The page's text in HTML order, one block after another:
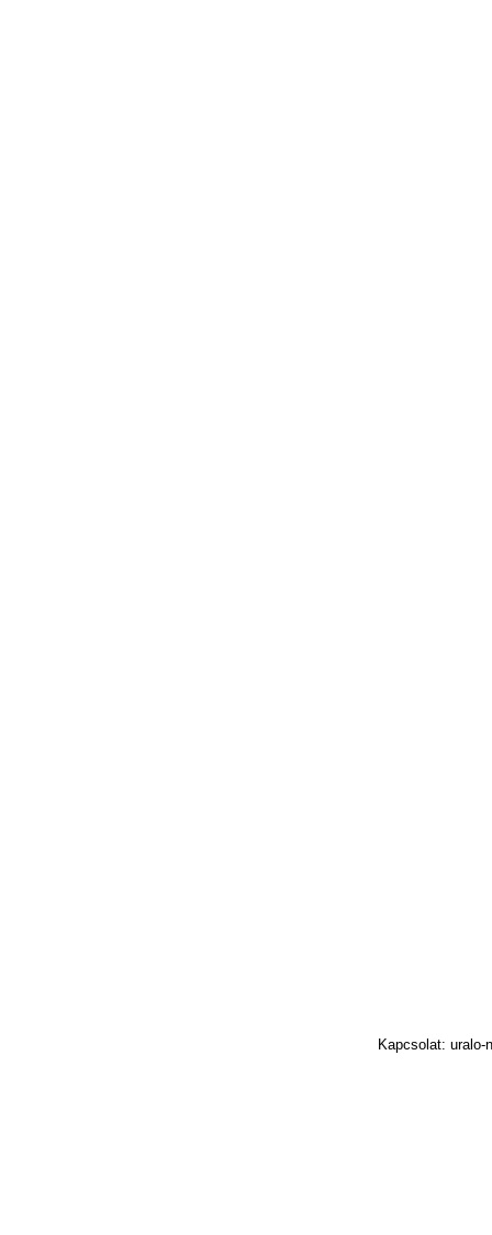
Kapcsolat: uralo-